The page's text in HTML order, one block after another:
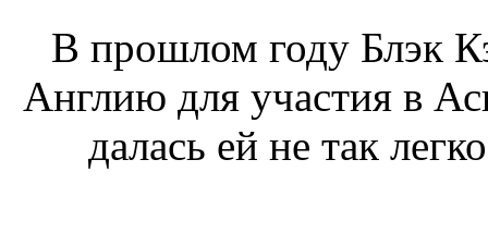
В прошлом году Блэк
Англию для участия в
далась ей не так